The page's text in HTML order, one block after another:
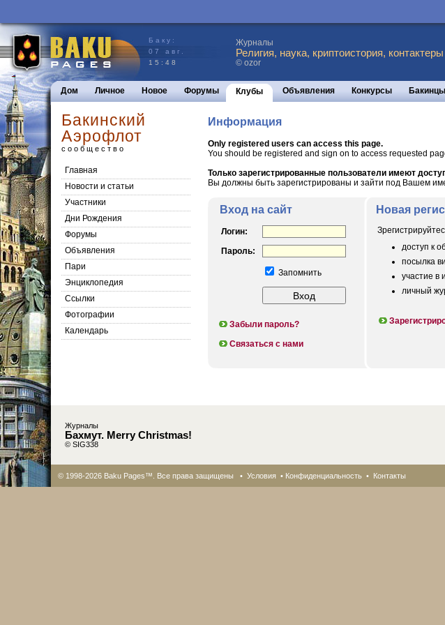
Баку:
07 авг.
15:48
Журналы
Религия, наука, криптоистория, контактеры
© ozor
Дом Личное Новое Форумы Клубы Объявления Конкурсы Бакинцы
Бакинский
Аэрофлот
сообщество
Главная
Новости и статьи
Участники
Дни Рождения
Форумы
Объявления
Пари
Энциклопедия
Cсылки
Фотографии
Календарь
Информация
Only registered users can access this page.
You should be registered and sign on to access requested
Только зарегистрированные пользователи имеют
Вы должны быть зарегистрированы и зайти под Вашем
Вход на сайт
Логин:
Пароль:
Запомнить
Забыли пароль?
Связаться с нами
Новая
доступ к
посылка
участие в
личный
Журналы
Бахмут. Merry Christmas!
© SIG338
© 1998-2026 Baku Pages™. Все права защищены • Условия • Конфиденциальность • Контакты